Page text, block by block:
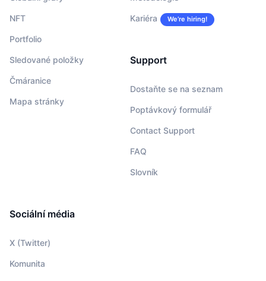
NFT
Portfolio
Sledované položky
Čmáranice
Mapa stránky
Kariéra We’re hiring!
Support
Dostaňte se na seznam
Poptávkový formulář
Contact Support
FAQ
Slovník
Sociální média
X (Twitter)
Komunita